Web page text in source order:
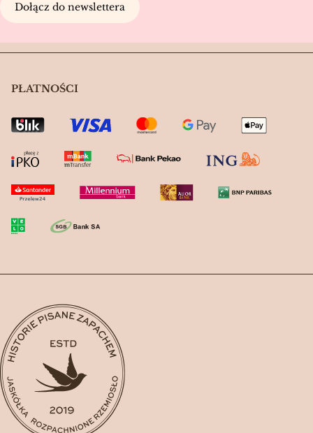
Dołącz do newslettera
PŁATNOŚCI